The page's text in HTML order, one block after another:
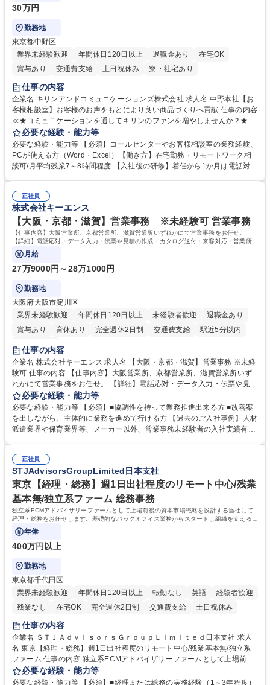
30万円
勤務地
東京都中野区
業界未経験歓迎
年間休日120日以上 退職金あり
在宅OK
賞与あり
交通費支給 土日祝休み 寮・社宅あり
仕事の内容
企業名 キリンアンドコミュニケーションズ株式会社 求人名 中野本社【お
客様相談室】お客様のお声をもとにより良い商品づくりへ貢献 仕事の内容
≪★コミュニケーションを通してキリンのファンを増やしませんか？★≫
お客様のお声をより良い商品づくりに活かしていく上で、窓口となるお客
様相談室でのお仕事です。 日々お客様からいただくキリングループへのご
意見を、企業活動に活かしています。お客様からの声に迅速かつ誠意をも
って対応、情報提供するとともにグループ内活動に反映しています。 【具
平均100件前後■メール・手紙：同上40件前後 募集職種 中野本社【お客様
相談室】お客様のお声をもとにより良い商品づくりへ貢献
必要な経験・能力等
必要な経験・能力等 【必須】コールセンターやお客様相談室の業務経験、
PCが使える方（Word・Excel）【働き方】在宅勤務・リモートワーク相
談可/月平均残業7～8時間程度 【入社後の研修】着任から1か月は電話対応
すのでご安心ください。 【当社について】キリングループの広報機能を担
う会社として、お客様との出会いを大切にし、磨き上げたホスピタリティ
を込めてコミュニケーションをとりながら広報関連業務を行っておりま
す。 学歴・資格 学歴：大学院 大学 高専 短大 専修学校 高校 語学力： 資
格：
正社員
株式会社キーエンス
【大阪・京都・滋賀】営業事務 ※未経験可 営業事務
【仕事内容】大阪営業所、京都営業所、滋賀営業所いずれかにて営業事務をお任せ。
【詳細】電話応対・データ入力・伝票や見積の作成・カタログ送付・来客対応・営業所内
で発生する事務業務や業務改善をお任せ。
月給
27万9000円～28万1000円
勤務地
大阪府大阪市淀川区
業界未経験歓迎
年間休日120日以上 未経験者歓迎
退職金あり
賞与あり
育休あり 完全週休2日制 交通費支給
駅近5分以内
土日祝休み
仕事の内容
企業名 株式会社キーエンス 求人名 【大阪・京都・滋賀】営業事務 ※未経
験可 仕事の内容 【仕事内容】大阪営業所、京都営業所、滋賀営業所いず
れかにて営業事務をお任せ。 【詳細】電話応対・データ入力・伝票や見積
の作成・カタログ送付・来客対応・営業所内で発生する事務業務や業務改
善をお任せ。 【教育制度】ご入社後、育成担当とペアになりながらOJTに
て業務を覚えていただくことが可能です。業務システムがきちんと構築さ
れているため、スムーズに仕事に慣れることができる環境です。また、
募集職種 【大阪・京都・滋賀】営業事務 ※未経験可
必要な経験・能力等
必要な経験・能力等 【必須】■協調性を持って業務推進出来る方 ■改善案
を出しながら、主体的に業務を進めて行ける方 【過去のご入社事例】人材
派遣業界や保育業界等、メーカー以外、営業事務未経験者の入社実績有
えて、お客様や社員の状況に合わせ、能動的なサポート、改善の動きも期
待され。組織を支えるスペシャリストとして、チームに貢献し、結果的に
社員から頼られる存在になることができます。平均19:30の退勤以降の業
務の持ち帰りも禁止されており、メリハリのある働き方となります。 学
歴・資格 学歴：大学院 大学 高専 短大 語学力： 資格：
正社員
STJAdvisorsGroupLimited日本支社
東京【経理・総務】週1日出社程度のリモート中心/残業
基本無/独立系ファーム 総務事務
独立系ECMアドバイザリーファームとして上場前後の資本市場戦略を設計する当社にて
経理・総務をお任せします。基礎的なバックオフィス業務からスタートし組織を支える専
任担当として広く活躍できる環境です。
年俸
400万円以上
勤務地
東京都千代田区
業界未経験歓迎
年間休日120日以上 転勤なし 英語
経験者歓迎
残業なし
在宅OK 完全週休2日制 交通費支給 土日祝休み
仕事の内容
企業名 ＳＴＪＡｄｖｉｓｏｒｓＧｒｏｕｐＬｉｍｉｔｅｄ日本支社 求人
名 東京【経理・総務】週1日出社程度のリモート中心/残業基本無/独立系
ファーム 仕事の内容 独立系ECMアドバイザリーファームとして上場前後
の資本市場戦略を設計する当社にて経理・総務をお任せします。基礎的な
バックオフィス業務からスタートし組織を支える専任担当として広く活躍
必要な経験・能力等
必要な経験・能力等 【必須】■経理または総務の実務経験（1～3年程度）